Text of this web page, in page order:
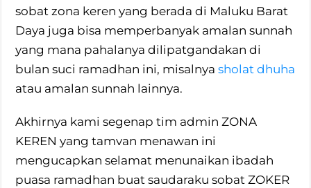
sobat zona keren yang berada di Maluku Barat
Daya juga bisa memperbanyak amalan sunnah
yang mana pahalanya dilipatgandakan di
bulan suci ramadhan ini, misalnyasholat dhuha
atau amalan sunnah lainnya.
Akhirnya kami segenap tim admin ZONA
KEREN yang tamvan menawan ini
mengucapkan selamat menunaikan ibadah
puasa ramadhan buat saudaraku sobat ZOKER